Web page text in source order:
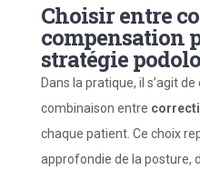
Choisir entre
compensation
stratégie
Dans la pratique, il s’agit
combinaison entre
chaque patient. Ce choix
approfondie de la posture,